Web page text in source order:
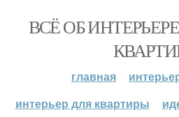
ВСЁ ОБ
главная
интерьер для квартиры